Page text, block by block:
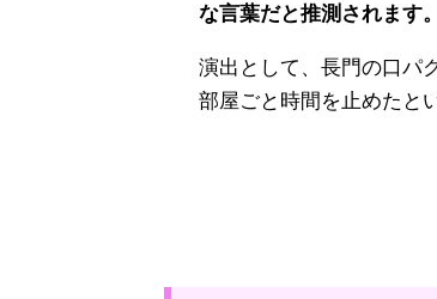
な言葉だと推測されます。
演出として、長門の口パ
部屋ごと時間を止めたと